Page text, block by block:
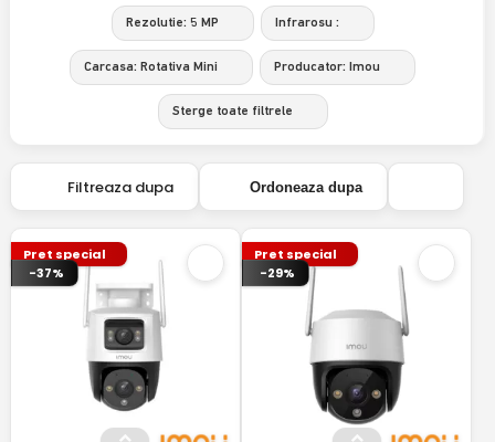
Rezolutie: 5 MP Infrarosu :
Carcasa: Rotativa Mini Producator: Imou
Sterge toate filtrele
Filtreaza dupa Ordoneaza dupa
Pret special
-37%
Pret special
-29%